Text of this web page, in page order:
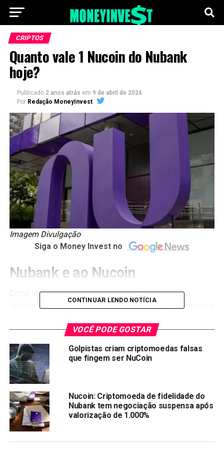
CRIPTOS
Quanto vale 1 Nucoin do Nubank
hoje?
Publicado 2 anos atrás em 9 de abril de 2024
Por Redação MoneyInvest
Imagem Divulgação
Siga o Money Invest no
Nubank e ao Nucoin
Como um dosprincipais bancos digitaisdo Brasil, o
Nubank ganhou destaque ao oferecer serviços financeiros
friendly e cartão de crédito sem anuidade, o Nubank
conquistou milhões de clientes satisfeitos em todo o
país. Recentemente, o Nubank lançou a criptomoeda
Nucoin, que tem despertado interesse. Neste artigo,
veremos o valor atual de 1 Nucoin do Nubank e as
curiosidades da criptomoeda do maior banco digital do
Brasil.
O que é o Nubank Nucoin?
CONTINUAR LENDO NOTÍCIA
VOCÊ PODE GOSTAR
Golpistas criam criptomoedas falsas
que fingem ser NuCoin
Nucoin: Criptomoeda de fidelidade do
Nubank tem negociação suspensa após
valorização de 1.000%